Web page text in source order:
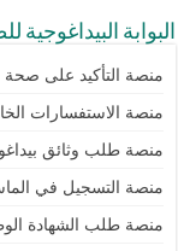
البوابة البيداغوجية
منصة التأكيد على صحة
منصة الاستفسارات
منصة طلب وثائق
منصة التسجيل في
منصة طلب الشهادة